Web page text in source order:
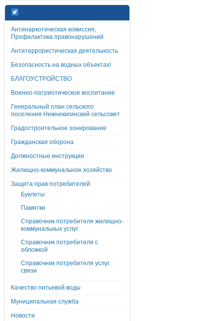
Антинаркотическая комиссия,
Профилактика правонарушений
Антитеррористическая деятельность
Безопасность на водных объектах!
БЛАГОУСТРОЙСТВО
Военно-патриотическое воспитание
Генеральный план сельского
поселения Нижнекигинский сельсовет
Градостроительное зонирование
Гражданская оборона
Должностные инструкции
Жилищно-коммунальное хозяйство
Защита прав потребителей
Буклеты
Памятки
Справочник потребителя жилищно-
коммунальных услуг
Справочник потребителя с
обложкой
Справочник потребителя услуг
связи
Качество питьевой воды
Муниципальная служба
Новости